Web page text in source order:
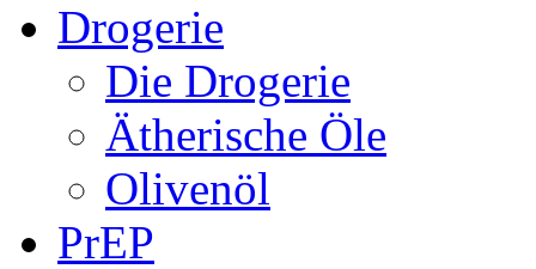
Drogerie
Die Drogerie
Ätherische Öle
Olivenöl
PrEP